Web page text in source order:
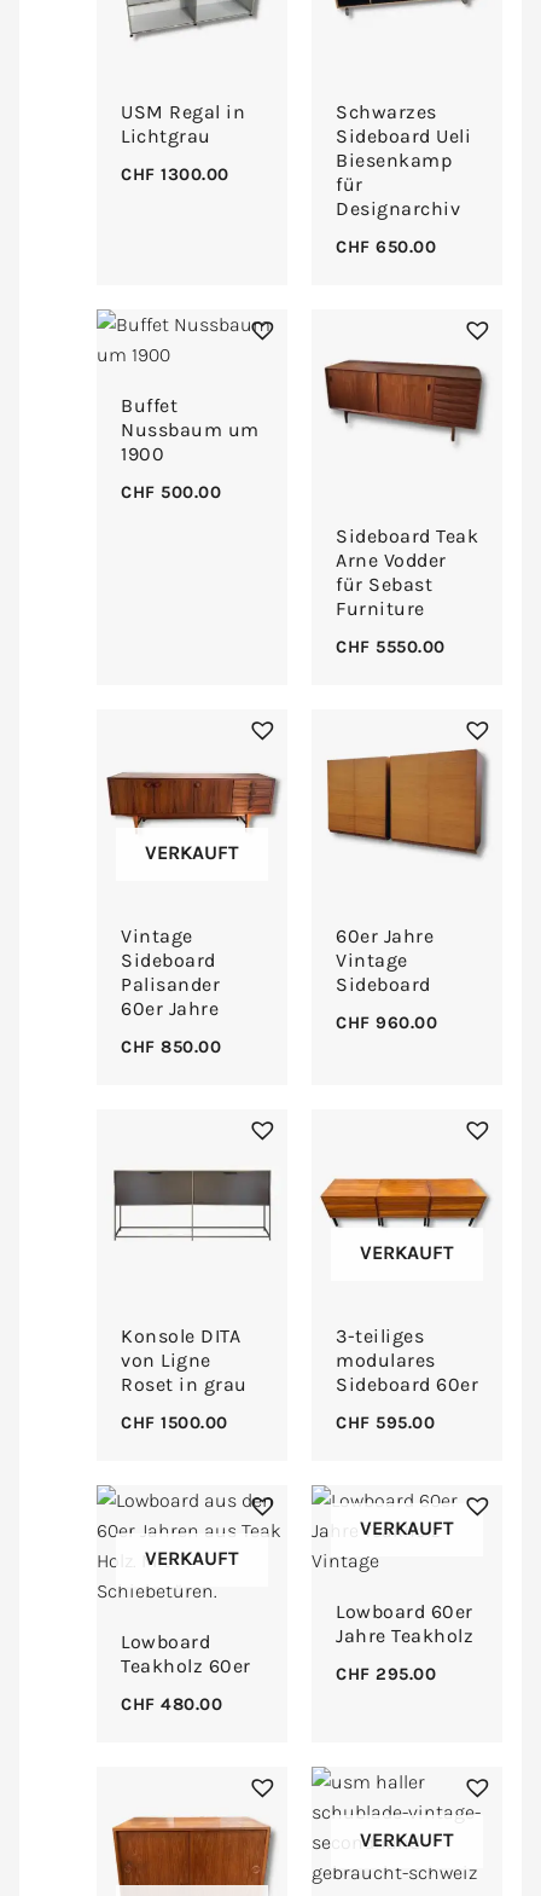
USM Regal in
Lichtgrau
CHF 1300.00
Schwarzes
Sideboard Ueli
Biesenkamp
für
Designarchiv
CHF 650.00
Buffet
Nussbaum um
1900
CHF 500.00
Sideboard Teak
Arne Vodder
für Sebast
Furniture
CHF 5550.00
VERKAUFT
Vintage
Sideboard
Palisander
60er Jahre
CHF 850.00
60er Jahre
Vintage
Sideboard
CHF 960.00
Konsole DITA
von Ligne
Roset in grau
CHF 1500.00
VERKAUFT
3-teiliges
modulares
Sideboard 60er
CHF 595.00
VERKAUFT
Lowboard
Teakholz 60er
CHF 480.00
VERKAUFT
Lowboard 60er
Jahre Teakholz
CHF 295.00
VERKAUFT